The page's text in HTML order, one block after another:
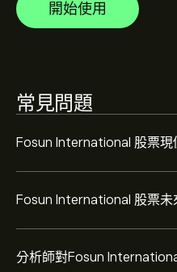
開始使用
常見問題
Fosun International 股票現
Fosun International 股票未
分析師對Fosun